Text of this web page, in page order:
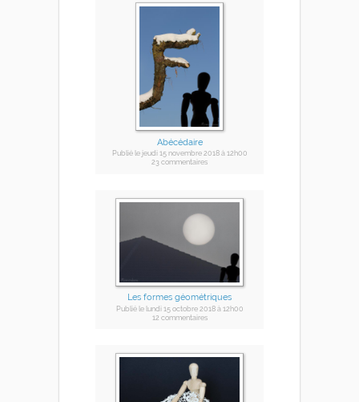
Abécédaire
Publiéle jeudi 15 novembre 2018à 12h00
23 commentaires
Les formes géométriques
Publiéle lundi 15 octobre 2018à 12h00
12 commentaires